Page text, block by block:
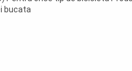
bucata